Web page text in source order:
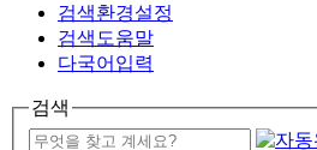
검색환경설정
검색도움말
다국어입력
검색